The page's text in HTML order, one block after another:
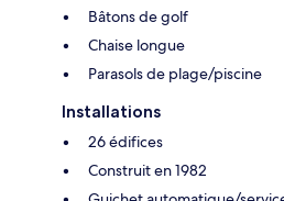
Bâtons de golf
Chaise longue
Parasols de plage/piscine
Installations
26 édifices
Construit en 1982